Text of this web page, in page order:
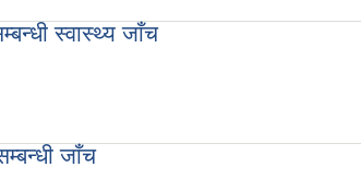
स्वास्थ्य जाँच
जाँच